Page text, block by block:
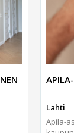
Lahti
Apila-